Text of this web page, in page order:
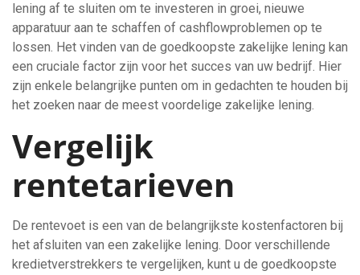
lening af te sluiten om te investeren in groei, nieuwe
apparatuur aan te schaffen of cashflowproblemen op te
lossen. Het vinden van de goedkoopste zakelijke lening kan
een cruciale factor zijn voor het succes van uw bedrijf. Hier
zijn enkele belangrijke punten om in gedachten te houden bij
het zoeken naar de meest voordelige zakelijke lening.
Vergelijk
rentetarieven
De rentevoet is een van de belangrijkste kostenfactoren bij
het afsluiten van een zakelijke lening. Door verschillende
kredietverstrekkers te vergelijken, kunt u de goedkoopste